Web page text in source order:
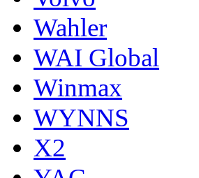
Wahler
WAI Global
Winmax
WYNNS
X2